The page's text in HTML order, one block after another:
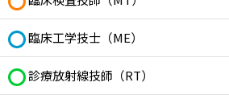
臨床工学技士（ME）
診療放射線技師（RT）